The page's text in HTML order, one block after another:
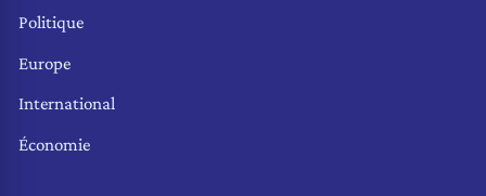
Politique
Europe
International
Économie